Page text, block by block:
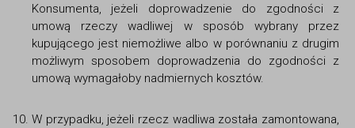
Konsumenta, jeżeli doprowadzenie do zgodności z
umową rzeczy wadliwej w sposób wybrany przez
kupującego jest niemożliwe albo w porównaniu z drugim
możliwym sposobem doprowadzenia do zgodności z
umową wymagałoby nadmiernych kosztów.
W przypadku, jeżeli rzecz wadliwa została zamontowana,